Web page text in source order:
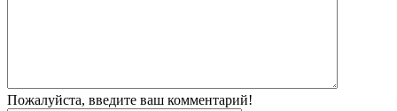
Пожалуйста, введите ваш комментарий!